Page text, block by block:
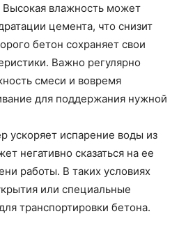
Высокая влажность может
цемента, что снизит
бетон сохраняет свои
Важно регулярно
смеси и вовремя
для поддержания нужной
ускоряет испарение воды из
негативно сказаться на ее
работы. В таких условиях
или специальные
транспортировки бетона.